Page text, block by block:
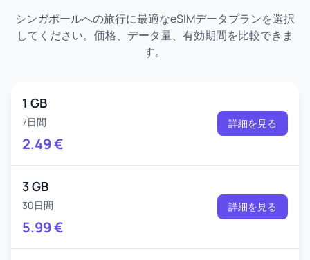
シンガポールへの旅行に最適なeSIMデータプランを選択
してください。価格、データ量、有効期間を比較できま
す。
1 GB
7日間
2.49€
詳細を見る
3 GB
30日間
5.99€
詳細を見る